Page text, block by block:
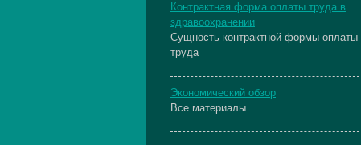
Контрактная форма оплаты труда в
здравоохранении
Сущность контрактной формы оплаты
труда
Экономический обзор
Все материалы